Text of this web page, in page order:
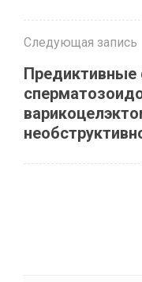
Следующая запись
Предиктивные